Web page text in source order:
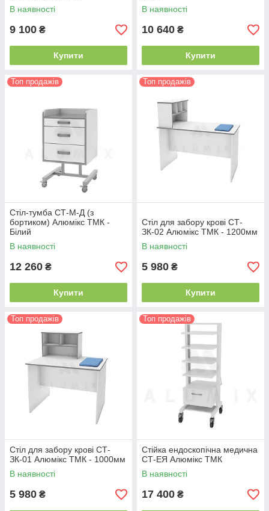
В наявності
9 100 ₴
Купити
В наявності
10 640 ₴
Купити
Топ продажів
Стіл-тумба СТ-М-Д (з
бортиком) Алюмікс ТМК -
Білий
В наявності
12 260 ₴
Купити
Топ продажів
Стіл для забору крові СТ-
ЗК-02 Алюмікс ТМК - 1200мм
В наявності
5 980 ₴
Купити
Топ продажів
Стіл для забору крові СТ-
ЗК-01 Алюмікс ТМК - 1000мм
В наявності
5 980 ₴
Топ продажів
Стійка ендоскопічна медична
СТ-ЕЯ Алюмікс ТМК
В наявності
17 400 ₴